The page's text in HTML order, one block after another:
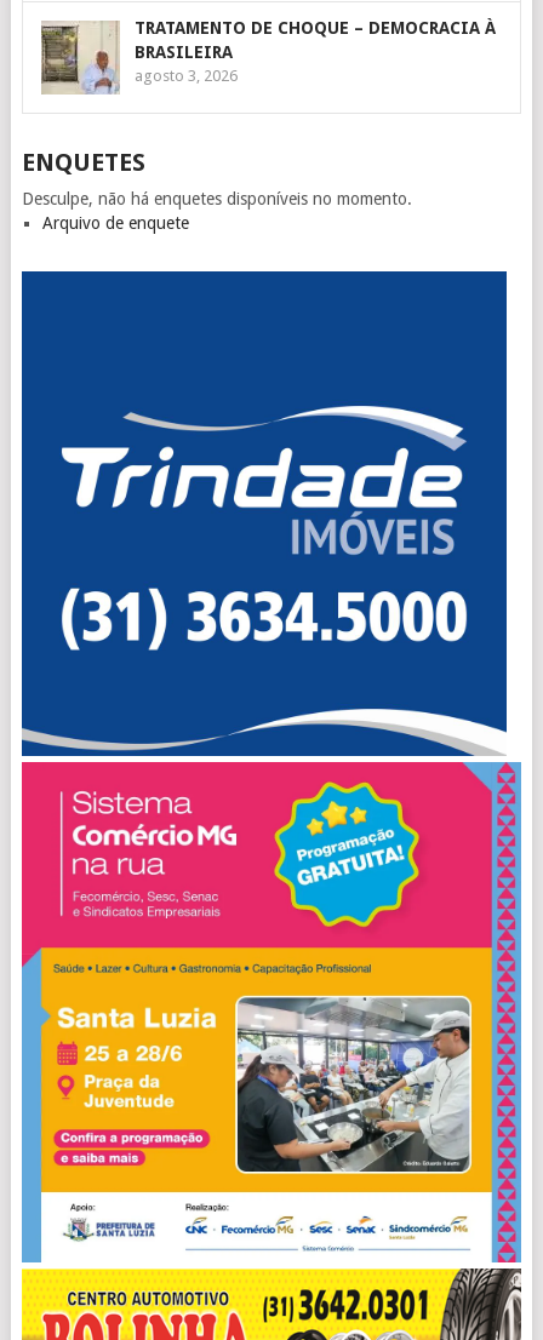
TRATAMENTO DE CHOQUE – DEMOCRACIA À
BRASILEIRA
agosto 3, 2026
ENQUETES
Desculpe, não há enquetes disponíveis no momento.
Arquivo de enquete